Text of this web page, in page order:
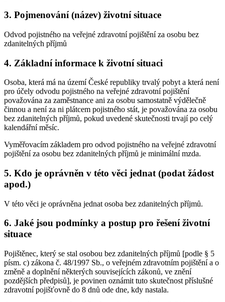
3. Pojmenování (název) životní situace
Odvod pojistného na veřejné zdravotní pojištění za osobu bez
zdanitelných příjmů
4. Základní informace k životní situaci
Osoba, která má na území České republiky trvalý pobyt a která není
pro účely odvodu pojistného na veřejné zdravotní pojištění
považována za zaměstnance ani za osobu samostatně výdělečně
činnou a není za ni plátcem pojistného stát, je považována za osobu
bez zdanitelných příjmů, pokud uvedené skutečnosti trvají po celý
kalendářní měsíc.
Vyměřovacím základem pro odvod pojistného na veřejné zdravotní
pojištění za osobu bez zdanitelných příjmů je minimální mzda.
5. Kdo je oprávněn v této věci jednat (podat žádost
apod.)
V této věci je oprávněna jednat osoba bez zdanitelných příjmů.
6. Jaké jsou podmínky a postup pro řešení životní
situace
Pojištěnec, který se stal osobou bez zdanitelných příjmů [podle § 5
písm. c) zákona č. 48/1997 Sb., o veřejném zdravotním pojištění a o
změně a doplnění některých souvisejících zákonů, ve znění
pozdějších předpisů], je povinen oznámit tuto skutečnost příslušné
zdravotní pojišťovně do 8 dnů ode dne, kdy nastala.